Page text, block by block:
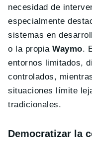
necesidad de
especialmente
sistemas en
o la propiaWaymo.
entornos limitados,
controlados,
situaciones límite
tradicionales.
Democratizar la